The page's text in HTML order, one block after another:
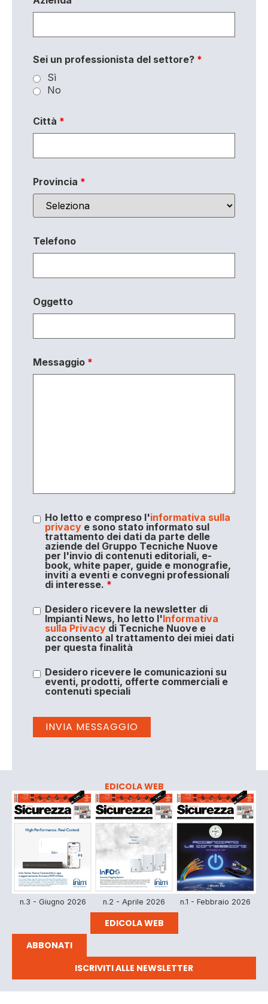
Sei un professionista del settore? *
Sì
No
Città *
Provincia *
Telefono
Oggetto
Messaggio *
Ho letto e compreso l'informativa sulla
privacye sono stato informato sul
trattamento dei dati da parte delle
aziende del Gruppo Tecniche Nuove
per l'invio di contenuti editoriali, e-
book, white paper, guide e monografie,
inviti a eventi e convegni professionali
di interesse. *
Desidero ricevere la newsletter di
Impianti News, ho letto l'Informativa
sulla Privacydi Tecniche Nuove e
acconsento al trattamento dei miei dati
per questa finalità
Desidero ricevere le comunicazioni su
eventi, prodotti, offerte commerciali e
contenuti speciali
EDICOLA WEB
n.3 - Giugno 2026 n.2 - Aprile 2026 n.1 - Febbraio 2026
EDICOLA WEB
ABBONATI
ISCRIVITI ALLE NEWSLETTER